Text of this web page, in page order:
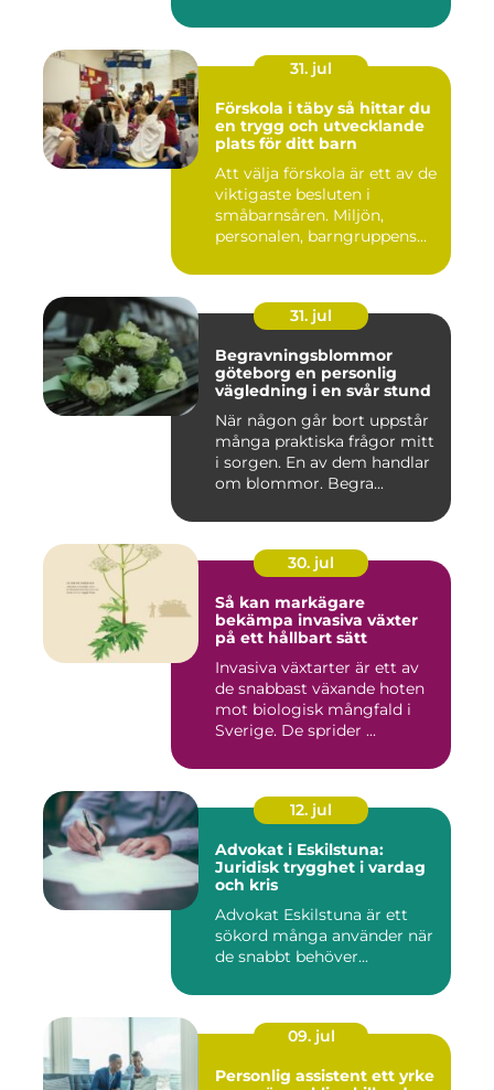
31. jul
Förskola i täby så hittar du
en trygg och utvecklande
plats för ditt barn
Att välja förskola är ett av de
viktigaste besluten i
småbarnsåren. Miljön,
personalen, barngruppens...
31. jul
Begravningsblommor
göteborg en personlig
vägledning i en svår stund
När någon går bort uppstår
många praktiska frågor mitt
i sorgen. En av dem handlar
om blommor. Begra...
30. jul
Så kan markägare
bekämpa invasiva växter
på ett hållbart sätt
Invasiva växtarter är ett av
de snabbast växande hoten
mot biologisk mångfald i
Sverige. De sprider ...
12. jul
Advokat i Eskilstuna:
Juridisk trygghet i vardag
och kris
Advokat Eskilstuna är ett
sökord många använder när
de snabbt behöver...
09. jul
Personlig assistent ett yrke